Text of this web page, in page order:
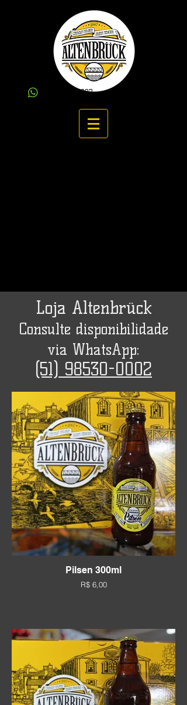
51) 98530-0002
Loja Altenbrück
Consulte disponibilidade
via WhatsApp:
(51) 98530-0002
Pilsen 300ml
R$ 6,00